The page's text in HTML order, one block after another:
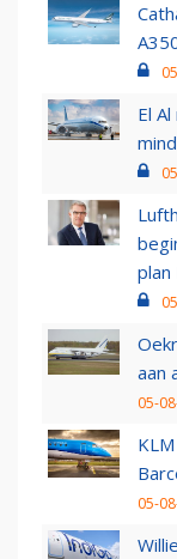
El
plan
aan
05-
05-